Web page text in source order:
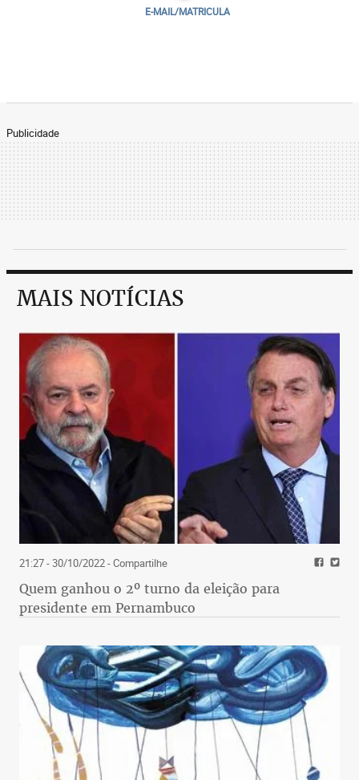
E-MAIL/MATRICULA
Publicidade
MAIS NOTÍCIAS
21:27 - 30/10/2022- Compartilhe
Quem ganhou o 2º turno da eleição para
presidente em Pernambuco